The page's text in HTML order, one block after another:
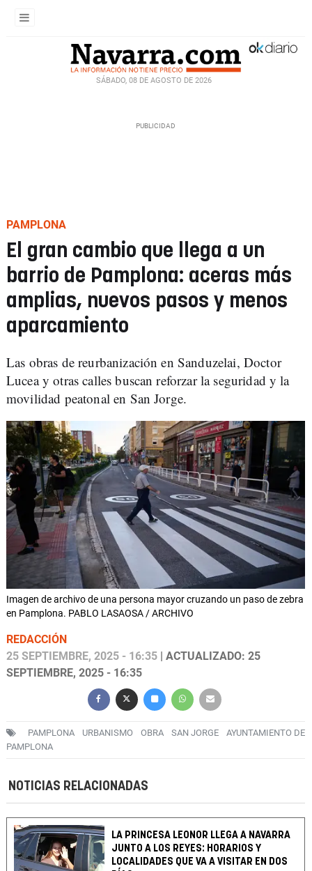
SÁBADO, 08 DE AGOSTO DE 2026
PAMPLONA
El gran cambio que llega a un
barrio de Pamplona: aceras más
amplias, nuevos pasos y menos
aparcamiento
Las obras de reurbanización en Sanduzelai, Doctor
Lucea y otras calles buscan reforzar la seguridad y la
movilidad peatonal en San Jorge.
Imagen de archivo de una persona mayor cruzando un paso de zebra
en Pamplona. PABLO LASAOSA / ARCHIVO
REDACCIÓN
25 SEPTIEMBRE, 2025 - 16:35 | ACTUALIZADO: 25
SEPTIEMBRE, 2025 - 16:35
PAMPLONA URBANISMO OBRA SAN JORGE
AYUNTAMIENTO DE
PAMPLONA
NOTICIAS RELACIONADAS
LA PRINCESA LEONOR LLEGA A NAVARRA
JUNTO A LOS REYES: HORARIOS Y
LOCALIDADES QUE VA A VISITAR EN DOS